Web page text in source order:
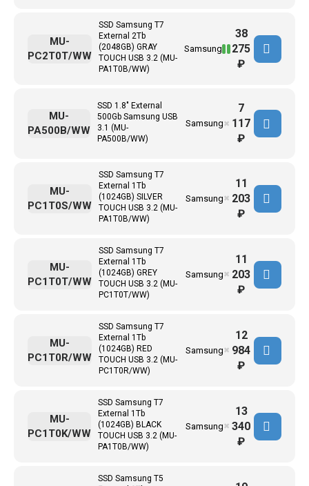
SSD Samsung T7
External 2Tb
(2048GB) GRAY
TOUCH USB 3.2 (MU-
PA1T0B/WW)
Samsung
MU-
PC2T0T/WW
38
275
₽
SSD 1.8" External
500Gb Samsung USB
3.1 (MU-
PA500B/WW)
Samsung
MU-
PA500B/WW
✖
7
117
₽
SSD Samsung T7
External 1Tb
(1024GB) SILVER
TOUCH USB 3.2 (MU-
PA1T0B/WW)
Samsung
MU-
PC1T0S/WW
✖
11
203
₽
SSD Samsung T7
External 1Tb
(1024GB) GREY
TOUCH USB 3.2 (MU-
PC1T0T/WW)
Samsung
MU-
PC1T0T/WW
✖
11
203
₽
SSD Samsung T7
External 1Tb
(1024GB) RED
TOUCH USB 3.2 (MU-
PC1T0R/WW)
Samsung
MU-
PC1T0R/WW
✖
12
984
₽
SSD Samsung T7
External 1Tb
(1024GB) BLACK
TOUCH USB 3.2 (MU-
PA1T0B/WW)
Samsung
MU-
PC1T0K/WW
✖
13
340
₽
SSD Samsung T5